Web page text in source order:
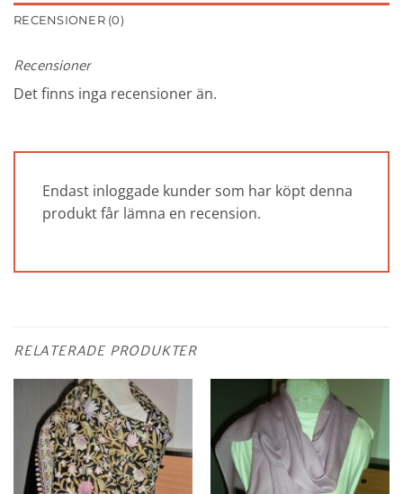
RECENSIONER (0)
Recensioner
Det finns inga recensioner än.
Endast inloggade kunder som har köpt denna
produkt får lämna en recension.
RELATERADE PRODUKTER